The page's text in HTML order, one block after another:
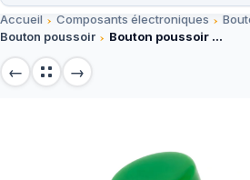
Accueil Composants électroniques
Bouton poussoir
Bouton poussoir PBS-110 7 mm 2 PIN Press On-NO vert 3A/125V 1A/250V